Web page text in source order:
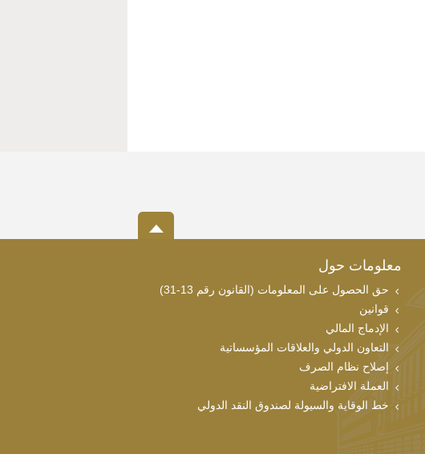
معلومات حول
حق الحصول على المعلومات (القانون رقم 13-31)
قوانين
الإدماج المالي
التعاون الدولي والعلاقات المؤسساتية
إصلاح نظام الصرف
العملة الافتراضية
خط الوقاية والسيولة لصندوق النقد الدولي